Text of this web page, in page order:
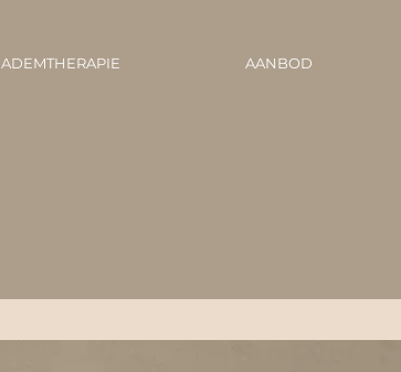
ADEMTHERAPIE AANBOD